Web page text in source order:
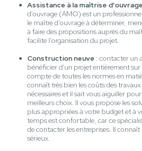
Assistance à la maîtrise d'ouvrage
d'ouvrage (AMO) est un
le maître d'ouvrage à déterminer,
à faire des propositions auprès du
facilite l'organisation du projet.
Construction neuve : contacter un
bénéficier d'un projet entièrement
compte de toutes les normes en
connaît très bien les coûts des
nécessaires et il sait vous aiguiller
meilleurs choix. Il vous propose les
plus appropriées à votre budget et à
temps est confortable, car ce
de contacter les entreprises. Il
sérieux.